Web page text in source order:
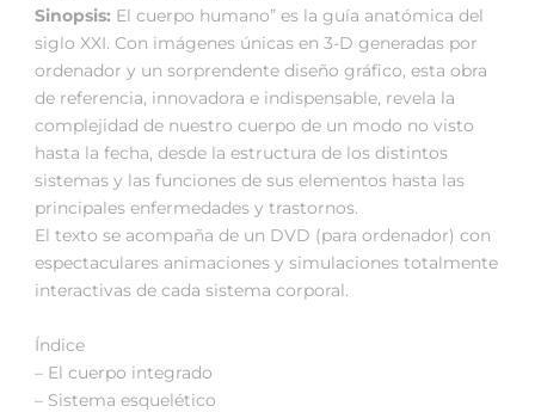
Sinopsis: El cuerpo humano” es la guía anatómica del
siglo XXI. Con imágenes únicas en 3-D generadas por
ordenador y un sorprendente diseño gráfico, esta obra
de referencia, innovadora e indispensable, revela la
complejidad de nuestro cuerpo de un modo no visto
hasta la fecha, desde la estructura de los distintos
sistemas y las funciones de sus elementos hasta las
principales enfermedades y trastornos.
El texto se acompaña de un DVD (para ordenador) con
espectaculares animaciones y simulaciones totalmente
interactivas de cada sistema corporal.
Índice
– El cuerpo integrado
– Sistema esquelético